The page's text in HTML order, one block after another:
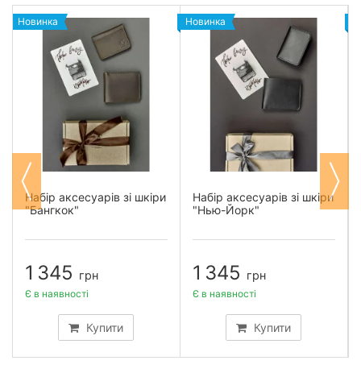
Новинка
Набір аксесуарів зі шкіри
"Бангкок"
1 345 грн
Купити
Є в наявності
Новинка
Набір аксесуарів зі шкіри
"Нью-Йорк"
1 345 грн
Купити
Є в наявності